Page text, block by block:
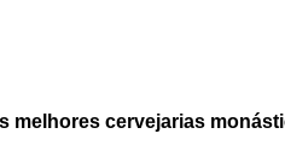
melhores cervejarias